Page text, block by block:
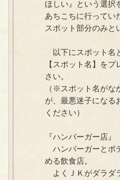
ほしい』という選択
あちこちに行ってい
スポット部分のみと
以下にスポット名
【スポット名】を
さい。
（※スポット名がな
が、最悪迷子になる
ください）
『ハンバーガー店』
ハンバーガーとポ
める飲食店。
よくＪＫがダラダ